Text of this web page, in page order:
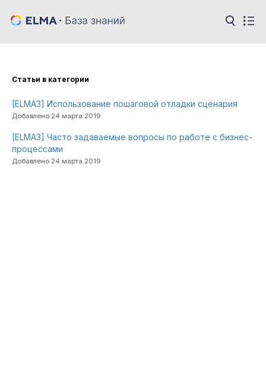
Cтатьи в категории
[ELMA3] Использование пошаговой отладки сценария
Добавлено 24 марта 2019
[ELMA3] Часто задаваемые вопросы по работе с бизнес-
процессами
Добавлено 24 марта 2019